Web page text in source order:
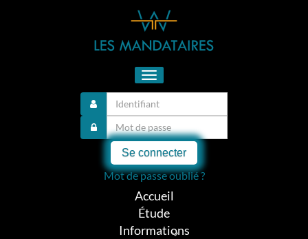
Toggle
navigation
Se connecter
Mot de passe oublié ?
Accueil
Étude
Informations